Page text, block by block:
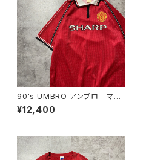
90's UMBRO アンブロ マン
チェスターユナイテッド イング
ランドプレミアリーグ ハーフジ
カーシャツ
¥12,400